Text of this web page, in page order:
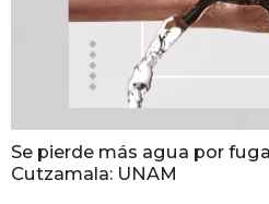
Se pierde más agua por
Cutzamala: UNAM